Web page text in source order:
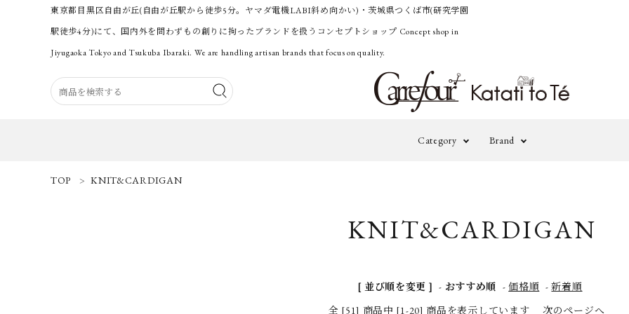
東京都目黒区自由が丘(自由が丘駅から徒歩5分。ヤマダ電機LABI斜め向かい)・茨城県つくば市(研究学園
駅徒歩4分)にて、国内外を問わずもの創りに拘ったブランドを扱うコンセプトショップ Concept shop in
Jiyugaoka Tokyo and Tsukuba Ibaraki. We are handling artisan brands that focus on quality.
Category
Pants
Brand
McCARTNEY
ATELIER
ACCOUNT MENU
TOP KNIT&CARDIGAN
KNIT&CARDIGAN
[ 並び順を変更 ] - おすすめ順 -価格順 -新着順
全 [51] 商品中 [1-20] 商品を表示しています
次のページへ